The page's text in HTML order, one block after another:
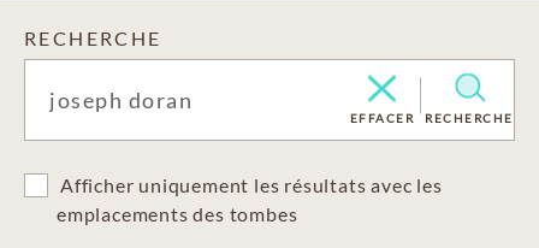
RECHERCHE
EFFACER RECHERCHE
Afficher uniquement les résultats avec les
emplacements des tombes